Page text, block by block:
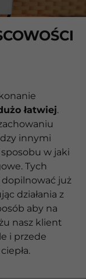
łatwiej.
innymi
w jaki
Tych
już
działania z
aby na
nasz klient
i przede